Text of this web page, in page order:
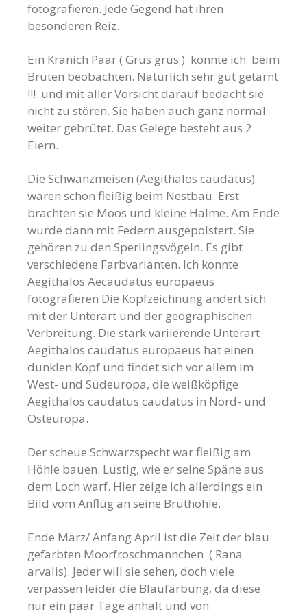
fotografieren. Jede Gegend hat ihren
besonderen Reiz.
Ein Kranich Paar ( Grus grus ) konnte ich beim
Brüten beobachten. Natürlich sehr gut getarnt
!!! und mit aller Vorsicht darauf bedacht sie
nicht zu stören. Sie haben auch ganz normal
weiter gebrütet. Das Gelege besteht aus 2
Eiern.
Die Schwanzmeisen (Aegithalos caudatus)
waren schon fleißig beim Nestbau. Erst
brachten sie Moos und kleine Halme. Am Ende
wurde dann mit Federn ausgepolstert. Sie
gehören zu den Sperlingsvögeln. Es gibt
verschiedene Farbvarianten. Ich konnte
Aegithalos Aecaudatus europaeus
fotografieren Die Kopfzeichnung ändert sich
mit der Unterart und der geographischen
Verbreitung. Die stark variierende Unterart
Aegithalos caudatus europaeus hat einen
dunklen Kopf und findet sich vor allem im
West- und Südeuropa, die weißköpfige
Aegithalos caudatus caudatus in Nord- und
Osteuropa.
Der scheue Schwarzspecht war fleißig am
Höhle bauen. Lustig, wie er seine Späne aus
dem Loch warf. Hier zeige ich allerdings ein
Bild vom Anflug an seine Bruthöhle.
Ende März/ Anfang April ist die Zeit der blau
gefärbten Moorfroschmännchen ( Rana
arvalis). Jeder will sie sehen, doch viele
verpassen leider die Blaufärbung, da diese
nur ein paar Tage anhält und von